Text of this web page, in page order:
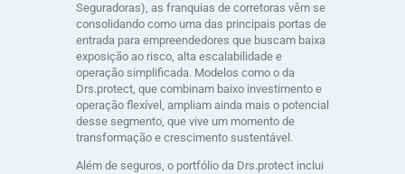
Seguradoras), as franquias de corretoras vêm se
consolidando como uma das principais portas de
entrada para empreendedores que buscam baixa
exposição ao risco, alta escalabilidade e
operação simplificada. Modelos como o da
Drs.protect, que combinam baixo investimento e
operação flexível, ampliam ainda mais o potencial
desse segmento, que vive um momento de
transformação e crescimento sustentável.
Além de seguros, o portfólio da Drs.protect inclui